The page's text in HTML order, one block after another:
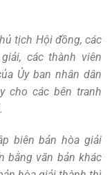
tịch Hội đồng, các
các thành viên
Ủy ban nhân dân
cho các bên tranh
biên bản hòa giải
bằng văn bản khác